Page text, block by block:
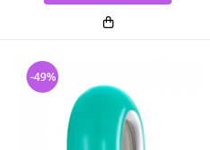
-49%